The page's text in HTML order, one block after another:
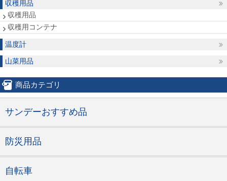
収穫用品
収穫用品
収穫用コンテナ
温度計
山菜用品
商品カテゴリ
サンデーおすすめ品
防災用品
自転車